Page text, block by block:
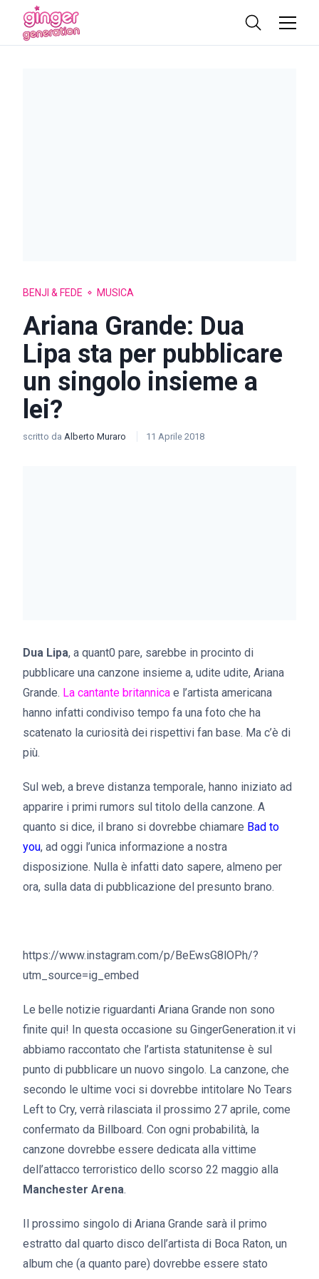
BENJI & FEDE MUSICA
Ariana Grande: Dua
Lipa sta per pubblicare
un singolo insieme a
lei?
scritto da Alberto Muraro 11 Aprile 2018
Dua Lipa, a quant0 pare, sarebbe in procinto di
pubblicare una canzone insieme a, udite udite, Ariana
Grande. La cantante britannica e l’artista americana
hanno infatti condiviso tempo fa una foto che ha
scatenato la curiosità dei rispettivi fan base. Ma c’è di
più.
Sul web, a breve distanza temporale, hanno iniziato ad
apparire i primi rumors sul titolo della canzone. A
quanto si dice, il brano si dovrebbe chiamare Bad to
you, ad oggi l’unica informazione a nostra
disposizione. Nulla è infatti dato sapere, almeno per
ora, sulla data di pubblicazione del presunto brano.
https://www.instagram.com/p/BeEwsG8lOPh/?
utm_source=ig_embed
Le belle notizie riguardanti Ariana Grande non sono
finite qui! In questa occasione su GingerGeneration.it vi
abbiamo raccontato che l’artista statunitense è sul
punto di pubblicare un nuovo singolo. La canzone, che
secondo le ultime voci si dovrebbe intitolare No Tears
Left to Cry, verrà rilasciata il prossimo 27 aprile, come
confermato da Billboard. Con ogni probabilità, la
canzone dovrebbe essere dedicata alla vittime
dell’attacco terroristico dello scorso 22 maggio alla
Manchester Arena.
Il prossimo singolo di Ariana Grande sarà il primo
estratto dal quarto disco dell’artista di Boca Raton, un
album che (a quanto pare) dovrebbe essere stato